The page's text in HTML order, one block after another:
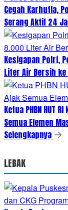
Cegah Karhutla,
Serang Aktif 24
Kesigapan Polri,
Liter Air Bersih
Ketua PHBN HUT
Semua Elemen
Selengkapnya
LEBAK